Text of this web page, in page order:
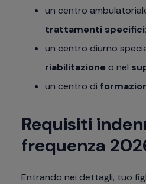
un centro
trattamenti specifici;
un centro diurno
riabilitazione o nel
un centro di
Requisiti
frequenza
Entrando nei dettagli, tuo